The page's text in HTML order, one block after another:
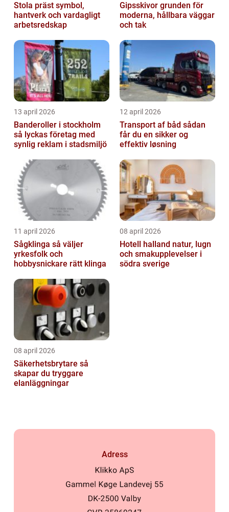
Stola präst symbol,
hantverk och vardagligt
arbetsredskap
Gipsskivor grunden för
moderna, hållbara väggar
och tak
13 april 2026
Banderoller i stockholm
så lyckas företag med
synlig reklam i stadsmiljö
12 april 2026
Transport af båd sådan
får du en sikker og
effektiv løsning
11 april 2026
Sågklinga så väljer
yrkesfolk och
hobbysnickare rätt klinga
08 april 2026
Hotell halland natur, lugn
och smakupplevelser i
södra sverige
08 april 2026
Säkerhetsbrytare så
skapar du tryggare
elanläggningar
Adress